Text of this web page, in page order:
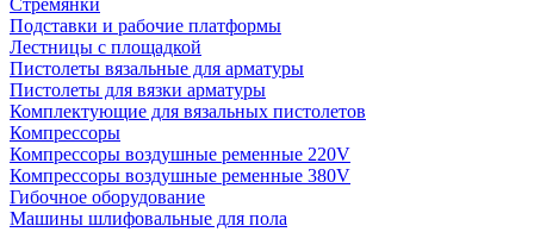
Стремянки
Подставки и рабочие платформы
Лестницы с площадкой
Пистолеты вязальные для арматуры
Пистолеты для вязки арматуры
Комплектующие для вязальных пистолетов
Компрессоры
Компрессоры воздушные ременные 220V
Компрессоры воздушные ременные 380V
Гибочное оборудование
Машины шлифовальные для пола